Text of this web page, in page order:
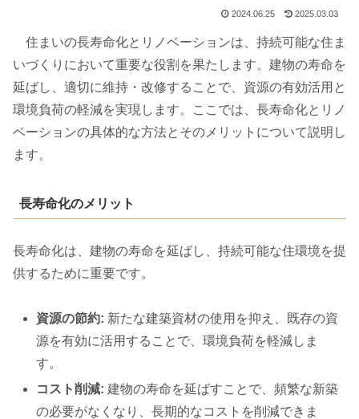
2024.06.25 2025.03.03
住まいの長寿命化とリノベーションは、持続可能な住ま
いづくりにおいて重要な役割を果たします。建物の寿命を
延ばし、適切に維持・改修することで、資源の有効活用と
環境負荷の軽減を実現します。ここでは、長寿命化とリノ
ベーションの具体的な方法とそのメリットについて説明し
ます。
長寿命化のメリット
長寿命化は、建物の寿命を延ばし、持続可能な住環境を提
供するために重要です。
資源の節約: 新たな建築資材の使用を抑え、既存の資
源を有効に活用することで、環境負荷を軽減しま
す。
コスト削減:建物の寿命を延ばすことで、頻繁な新築
の必要がなくなり、長期的なコストを削減できま